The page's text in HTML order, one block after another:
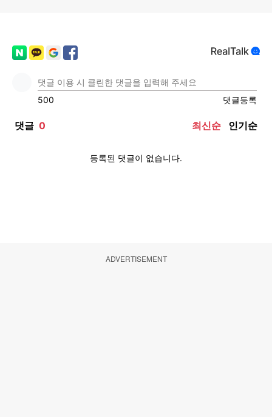
ADVERTISEMENT